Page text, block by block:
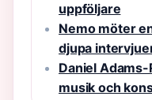
uppföljare
Nemo möter
djupa
Daniel Adams-
musik och